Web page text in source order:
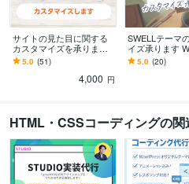
サイトの見た目に関する
カスタマイズを承ります
見た目が崩れたなど見栄
えのお困りごとに
5.0 (51)
4,000 円
SWELLテーマ
イズ承ります
のSWELLテー
の方へおすすめ
5.0 (20)
HTML・CSSコーディングの関